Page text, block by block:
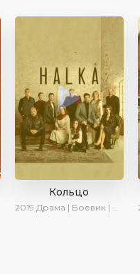
Кольцо
2019 Драма | Боевик | Криминал